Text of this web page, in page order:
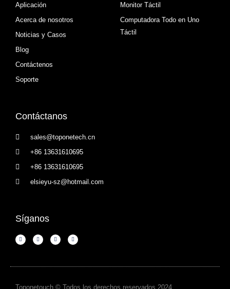
Aplicación
Acerca de nosotros
Noticias y Casos
Blog
Contáctenos
Soporte
Monitor Táctil
Computadora Todo en Uno
Táctil
Contáctanos
sales@toponetech.cn
+86 13631610695
+86 13631610695
elsieyu-sz@hotmail.com
Síganos
Toponetouch © Todos los derechos reservados 2024